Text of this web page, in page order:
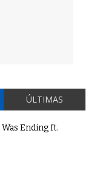
ÚLTIMAS
Ending ft.